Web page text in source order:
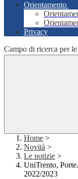
Orientamento
Privacy
Campo di ricerca per
Home >
Novità >
Le notizie >
UniTrento,
2022/2023